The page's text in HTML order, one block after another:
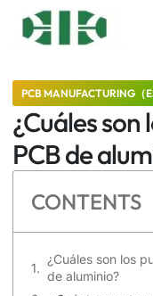
PCB MANUFACTURING（
¿Cuáles son
PCB de
CONTENTS
¿Cuáles son los
de aluminio?